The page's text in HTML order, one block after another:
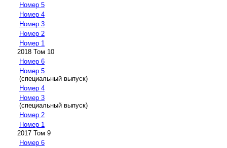
Номер 5
Номер 4
Номер 3
Номер 2
Номер 1
2018 Том 10
Номер 6
Номер 5
(специальный выпуск)
Номер 4
Номер 3
(специальный выпуск)
Номер 2
Номер 1
2017 Том 9
Номер 6